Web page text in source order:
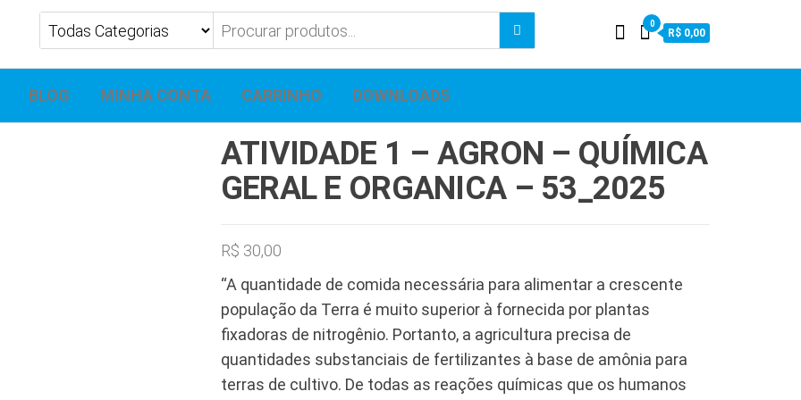
0
R$ 0,00
BLOG MINHA CONTA CARRINHO DOWNLOADS
ATIVIDADE 1 – AGRON – QUÍMICA
GERAL E ORGANICA – 53_2025
R$ 30,00
“A quantidade de comida necessária para alimentar a crescente
população da Terra é muito superior à fornecida por plantas
fixadoras de nitrogênio. Portanto, a agricultura precisa de
quantidades substanciais de fertilizantes à base de amônia para
terras de cultivo. De todas as reações químicas que os humanos